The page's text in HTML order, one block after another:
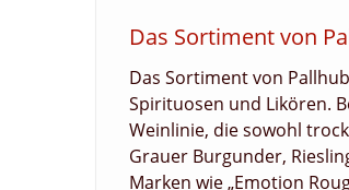
Das Sortiment von
Das Sortiment von
Spirituosen und Likören.
Weinlinie, die sowohl
Grauer Burgunder,
Marken wie „Emotion